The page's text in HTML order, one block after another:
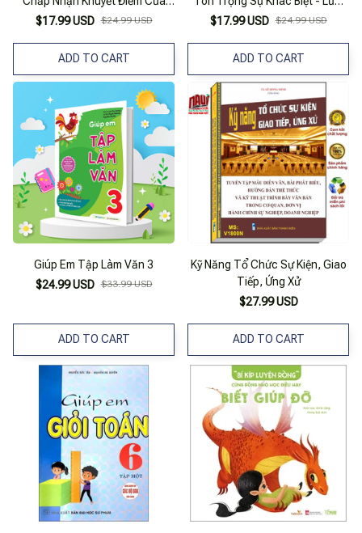
Nhau - Gấu Nhỏ Mông To
$17.99 USD $24.99 USD
ADD TO CART
Chỉ Thích Ngủ
$17.99 USD $24.99 USD
ADD TO CART
Giúp Em Tập Làm Văn 3
$24.99 USD $33.99 USD
ADD TO CART
Kỹ Năng Tổ Chức Sự Kiện, Giao
Tiếp, Ứng Xử
$27.99 USD
ADD TO CART